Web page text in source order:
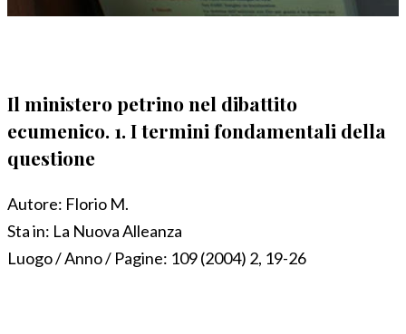
Il ministero petrino nel dibattito
ecumenico. 1. I termini fondamentali della
questione
Autore: Florio M.
Sta in: La Nuova Alleanza
Luogo / Anno / Pagine: 109 (2004) 2, 19-26